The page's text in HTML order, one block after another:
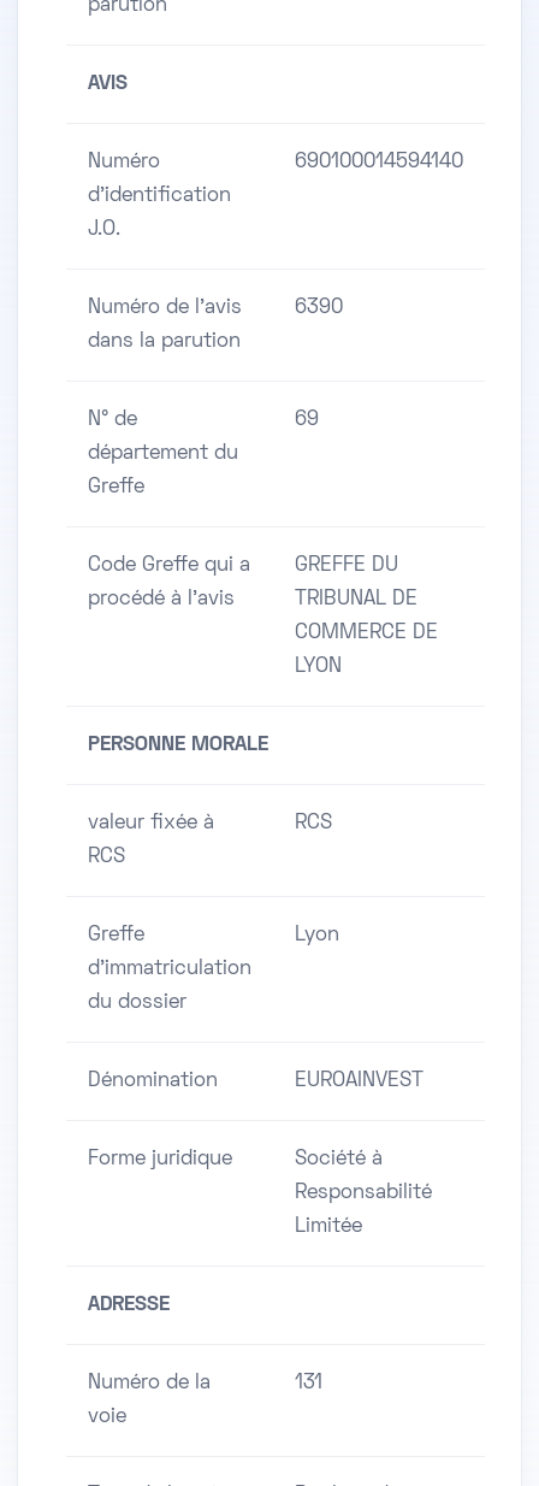
parution
AVIS
Numéro
d'identification
J.O.
690100014594140
Numéro de l'avis
dans la parution
6390
N° de
département du
Greffe
69
Code Greffe qui a
procédé à l'avis
GREFFE DU
TRIBUNAL DE
COMMERCE DE
LYON
PERSONNE MORALE
valeur fixée à
RCS
RCS
Greffe
d'immatriculation
du dossier
Lyon
Dénomination EUROAINVEST
Forme juridique
Société à
Responsabilité
Limitée
ADRESSE
Numéro de la
voie
131